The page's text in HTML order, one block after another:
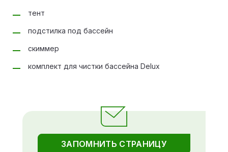
тент
подстилка под бассейн
скиммер
комплект для чистки бассейна Delux
ЗАПОМНИТЬ СТРАНИЦУ